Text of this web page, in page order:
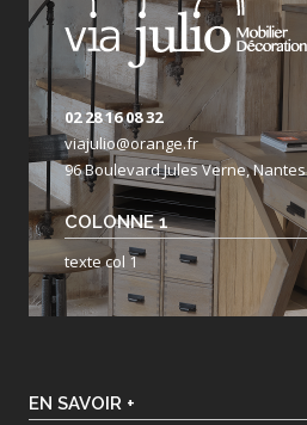
02 28 16 08 32
viajulio@orange.fr
96 Boulevard Jules Verne, Nantes
COLONNE 1
texte col 1
EN SAVOIR +